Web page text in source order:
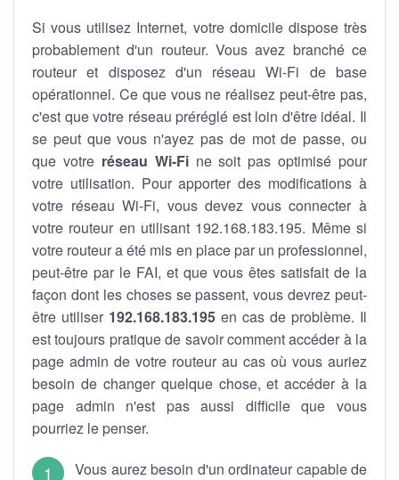
Si vous utilisez Internet, votre domicile dispose très
probablement d'un routeur. Vous avez branché ce
routeur et disposez d'un réseau Wi-Fi de base
opérationnel. Ce que vous ne réalisez peut-être pas,
c'est que votre réseau préréglé est loin d'être idéal. Il
se peut que vous n'ayez pas de mot de passe, ou
que votre réseau Wi-Fine soit pas optimisé pour
votre utilisation. Pour apporter des modifications à
votre réseau Wi-Fi, vous devez vous connecter à
votre routeur en utilisant 192.168.183.195. Même si
votre routeur a été mis en place par un professionnel,
peut-être par le FAI, et que vous êtes satisfait de la
façon dont les choses se passent, vous devrez peut-
être utiliser 192.168.183.195 en cas de problème. Il
est toujours pratique de savoir comment accéder à la
page admin de votre routeur au cas où vous auriez
besoin de changer quelque chose, et accéder à la
page admin n'est pas aussi difficile que vous
pourriez le penser.
Vous aurez besoin d'un ordinateur capable de